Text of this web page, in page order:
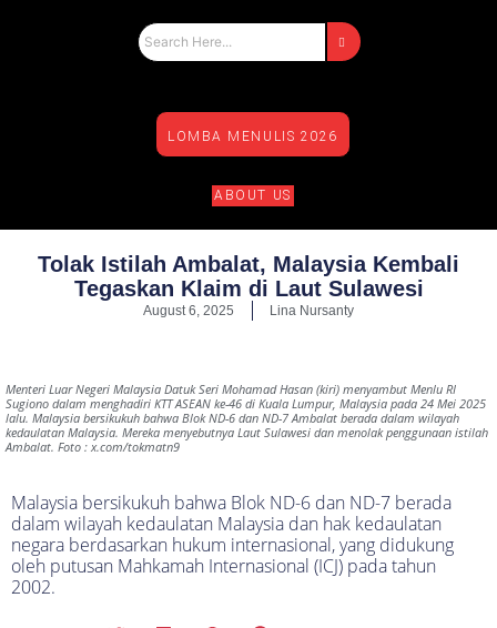
LOMBA MENULIS 2026
ABOUT US
Tolak Istilah Ambalat, Malaysia Kembali
Tegaskan Klaim di Laut Sulawesi
August 6, 2025 Lina Nursanty
Menteri Luar Negeri Malaysia Datuk Seri Mohamad Hasan (kiri) menyambut Menlu RI
Sugiono dalam menghadiri KTT ASEAN ke-46 di Kuala Lumpur, Malaysia pada 24 Mei 2025
lalu. Malaysia bersikukuh bahwa Blok ND-6 dan ND-7 Ambalat berada dalam wilayah
kedaulatan Malaysia. Mereka menyebutnya Laut Sulawesi dan menolak penggunaan istilah
Ambalat. Foto : x.com/tokmatn9
Malaysia bersikukuh bahwa Blok ND-6 dan ND-7 berada
dalam wilayah kedaulatan Malaysia dan hak kedaulatan
negara berdasarkan hukum internasional, yang didukung
oleh putusan Mahkamah Internasional (ICJ) pada tahun
2002.